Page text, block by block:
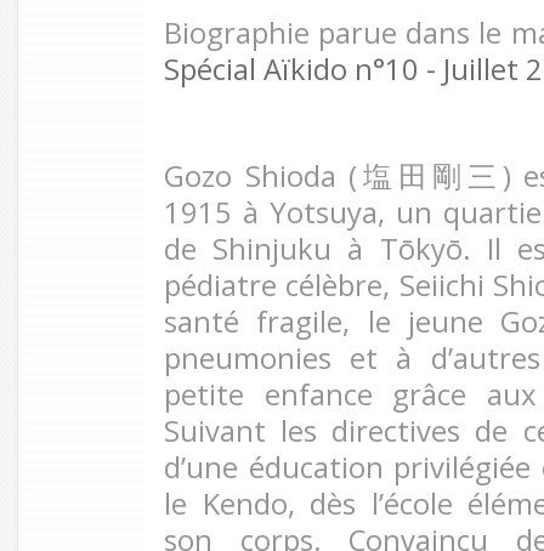
Biographie parue dans le
Spécial Aïkido n°10 - Juillet
Gozo Shioda (塩田剛三)
1915 à Yotsuya, un
de Shinjuku à Tōkyō. Il
pédiatre célèbre, Seiichi
santé fragile, le jeune
pneumonies et à
petite enfance grâce
Suivant les directives de
d’une éducation
le Kendo, dès l’école
son corps. Convaincu